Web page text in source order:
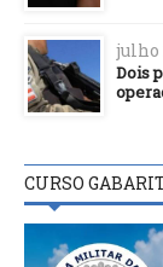
julho
Dois
CURSO